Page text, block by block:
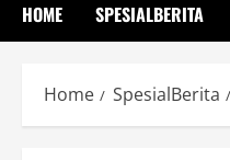
HOME SPESIALBERITA
Home SpesialBerita